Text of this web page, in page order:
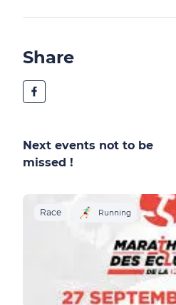
Share
Next events not to be
missed !
Race Running